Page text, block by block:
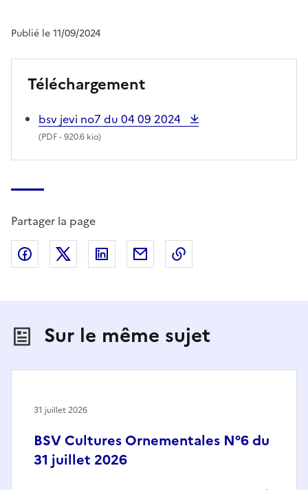
Publié le 11/09/2024
Téléchargement
bsv jevi no7 du 04 09 2024
(PDF- 920.6 kio)
Partager la page
Partager sur Facebook
Partager sur X (anciennement Twitter)
Partager sur LinkedIn
Partager par email
Sur le même sujet
BSV Cultures Ornementales N°6 du
31 juillet 2026
31 juillet 2026